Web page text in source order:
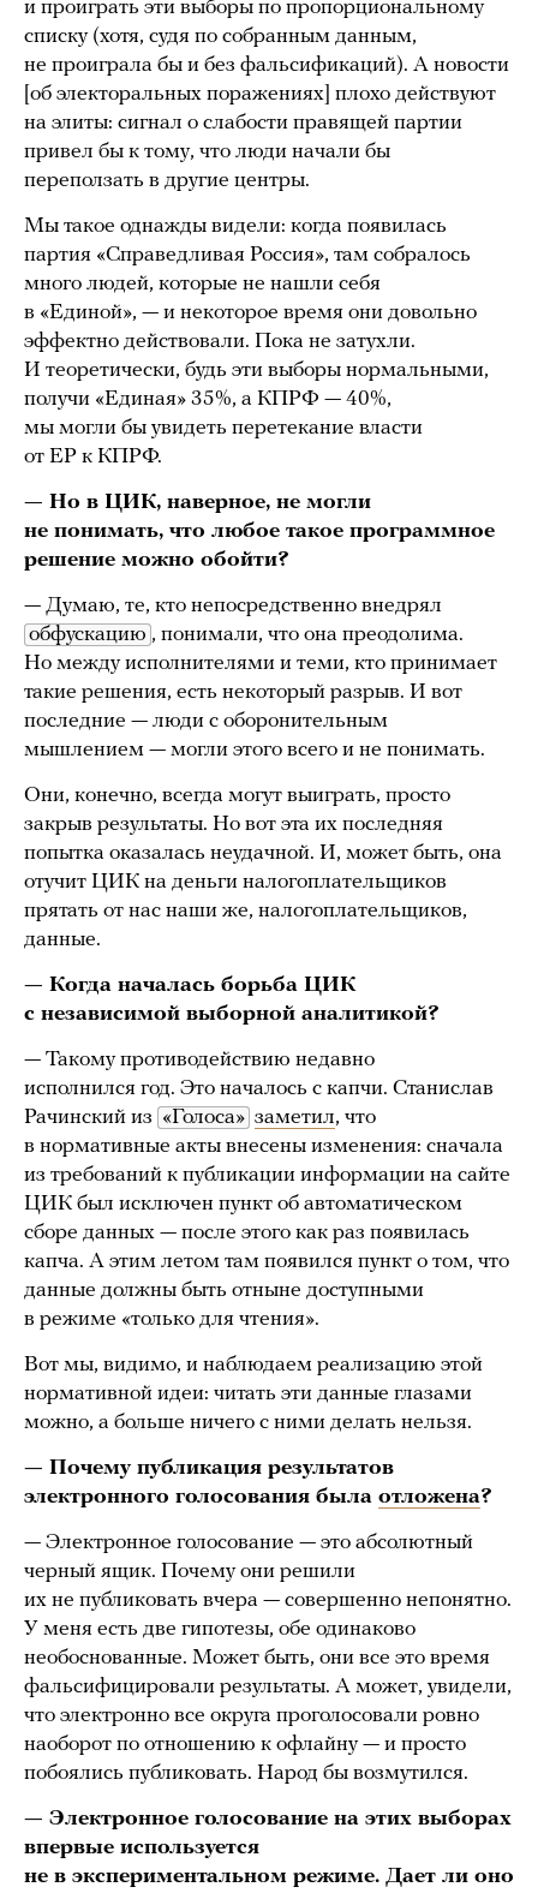
и проиграть эти выборы по пропорциональному
списку (хотя, судя по собранным данным,
не проиграла бы и без фальсификаций). А новости
[об электоральных поражениях] плохо действуют
на элиты: сигнал о слабости правящей партии
привел бы к тому, что люди начали бы
переползать в другие центры.
Мы такое однажды видели: когда появилась
партия «Справедливая Россия», там собралось
много людей, которые не нашли себя
в «Единой», — и некоторое время они довольно
эффектно действовали. Пока не затухли.
И теоретически, будь эти выборы нормальными,
получи «Единая» 35%, а КПРФ — 40%,
мы могли бы увидеть перетекание власти
от ЕР к КПРФ.
— Но в ЦИК, наверное, не могли
не понимать, что любое такое программное
решение можно обойти?
— Думаю, те, кто непосредственно внедрял
обфускацию , понимали, что она преодолима.
Но между исполнителями и теми, кто принимает
такие решения, есть некоторый разрыв. И вот
последние — люди с оборонительным
мышлением — могли этого всего и не понимать.
Они, конечно, всегда могут выиграть, просто
закрыв результаты. Но вот эта их последняя
попытка оказалась неудачной. И, может быть, она
отучит ЦИК на деньги налогоплательщиков
прятать от нас наши же, налогоплательщиков,
данные.
— Когда началась борьба ЦИК
с независимой выборной аналитикой?
— Такому противодействию недавно
исполнился год. Это началось с капчи. Станислав
Рачинский из «Голоса» заметил, что
в нормативные акты внесены изменения: сначала
из требований к публикации информации на сайте
ЦИК был исключен пункт об автоматическом
сборе данных — после этого как раз появилась
капча. А этим летом там появился пункт о том, что
данные должны быть отныне доступными
в режиме «только для чтения».
Вот мы, видимо, и наблюдаем реализацию этой
нормативной идеи: читать эти данные глазами
можно, а больше ничего с ними делать нельзя.
— Почему публикация результатов
электронного голосования была отложена?
— Электронное голосование — это абсолютный
черный ящик. Почему они решили
их не публиковать вчера — совершенно непонятно.
У меня есть две гипотезы, обе одинаково
необоснованные. Может быть, они все это время
фальсифицировали результаты. А может, увидели,
что электронно все округа проголосовали ровно
наоборот по отношению к офлайну — и просто
побоялись публиковать. Народ бы возмутился.
— Электронное голосование на этих выборах
впервые используется
не в экспериментальном режиме. Дает ли оно